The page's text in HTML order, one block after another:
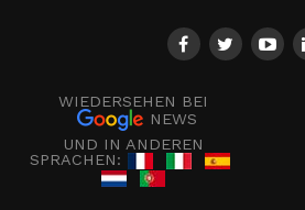
WIEDERSEHEN BEI
NEWS
UND IN ANDEREN
SPRACHEN: